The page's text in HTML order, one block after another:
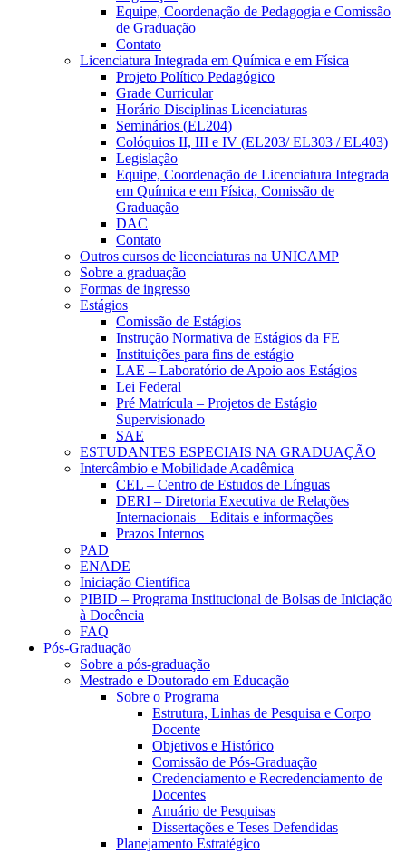
Equipe, Coordenação de Pedagogia e Comissão
de Graduação
Contato
Licenciatura Integrada em Química e em Física
Projeto Político Pedagógico
Grade Curricular
Horário Disciplinas Licenciaturas
Seminários (EL204)
Colóquios II, III e IV (EL203/ EL303 / EL403)
Legislação
Equipe, Coordenação de Licenciatura Integrada
em Química e em Física, Comissão de
Graduação
DAC
Contato
Outros cursos de licenciaturas na UNICAMP
Sobre a graduação
Formas de ingresso
Estágios
Comissão de Estágios
Instrução Normativa de Estágios da FE
Instituições para fins de estágio
LAE – Laboratório de Apoio aos Estágios
Lei Federal
Pré Matrícula – Projetos de Estágio
Supervisionado
SAE
ESTUDANTES ESPECIAIS NA GRADUAÇÃO
Intercâmbio e Mobilidade Acadêmica
CEL – Centro de Estudos de Línguas
DERI – Diretoria Executiva de Relações
Internacionais – Editais e informações
Prazos Internos
PAD
ENADE
Iniciação Científica
PIBID – Programa Institucional de Bolsas de Iniciação
à Docência
FAQ
Pós-Graduação
Sobre a pós-graduação
Mestrado e Doutorado em Educação
Sobre o Programa
Estrutura, Linhas de Pesquisa e Corpo
Docente
Objetivos e Histórico
Comissão de Pós-Graduação
Credenciamento e Recredenciamento de
Docentes
Anuário de Pesquisas
Dissertações e Teses Defendidas
Planejamento Estratégico